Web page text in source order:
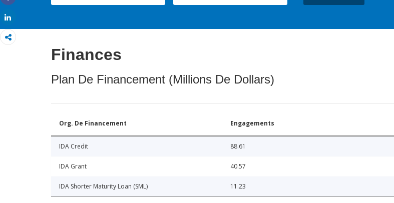
Share
Finances
Plan De Financement (Millions De Dollars)
Org. De Financement Engagements
IDA Credit 88.61
IDA Grant 40.57
IDA Shorter Maturity Loan (SML) 11.23